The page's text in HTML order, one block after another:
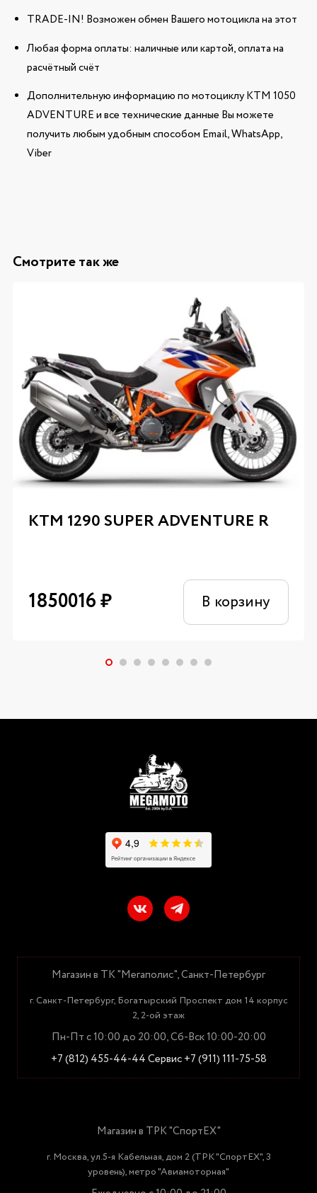
TRADE-IN! Возможен обмен Вашего мотоцикла на этот
Любая форма оплаты: наличные или картой, оплата на
расчётный счёт
Дополнительную информацию по мотоциклу KTM 1050
ADVENTURE и все технические данные Вы можете
получить любым удобным способом Email, WhatsApp,
Viber
Смотрите так же
KTM 1290 SUPER ADVENTURE R
1850016₽ В корзину
Магазин в ТК "Мегаполис", Санкт-Петербург
г. Санкт-Петербург, Богатырский Проспект дом 14 корпус
2, 2-ой этаж
Пн-Пт с 10:00 до 20:00, Сб-Вск 10:00-20:00
+7 (812) 455-44-44Сервис +7 (911) 111-75-58
Магазин в ТРК "СпортЕХ"
г. Москва, ул.5-я Кабельная, дом 2 (ТРК "СпортЕХ", 3
уровень), метро "Авиамоторная"